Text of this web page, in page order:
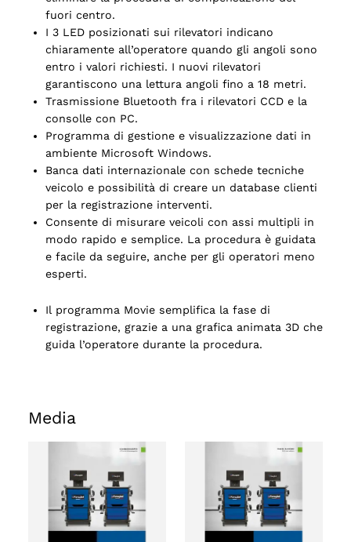
fuori centro.
I 3 LED posizionati sui rilevatori indicano
chiaramente all’operatore quando gli angoli sono
entro i valori richiesti. I nuovi rilevatori
garantiscono una lettura angoli fino a 18 metri.
Trasmissione Bluetooth fra i rilevatori CCD e la
consolle con PC.
Programma di gestione e visualizzazione dati in
ambiente Microsoft Windows.
Banca dati internazionale con schede tecniche
veicolo e possibilità di creare un database clienti
per la registrazione interventi.
Consente di misurare veicoli con assi multipli in
modo rapido e semplice. La procedura è guidata
e facile da seguire, anche per gli operatori meno
esperti.
Il programma Movie semplifica la fase di
registrazione, grazie a una grafica animata 3D che
guida l’operatore durante la procedura.
Media